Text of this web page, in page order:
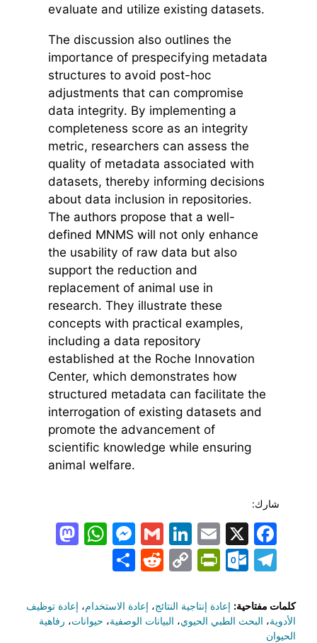
evaluate and utilize existing datasets.
The discussion also outlines the
importance of prespecifying metadata
structures to avoid post-hoc
adjustments that can compromise
data integrity. By implementing a
completeness score as an integrity
metric, researchers can assess the
quality of metadata associated with
datasets, thereby informing decisions
about data inclusion in repositories.
The authors propose that a well-
defined MNMS will not only enhance
the usability of raw data but also
support the reduction and
replacement of animal use in
research. They illustrate these
concepts with practical examples,
including a data repository
established at the Roche Innovation
Center, which demonstrates how
structured metadata can facilitate the
interrogation of existing datasets and
promote the advancement of
scientific knowledge while ensuring
animal welfare.
شارك:
Facebook
X
Email
LinkedIn
Gmail
Telegram
Outlook.com
PrintFriendly
Copy
Reddit
Share
كلمات مفتاحية: إعادة إنتاجية النتائج، إعادة الاستخدام، إعادة توظيف
الأدوية، البحث الطبي الحيوي، البيانات الوصفية، حيوانات، رفاهية
الحيوان